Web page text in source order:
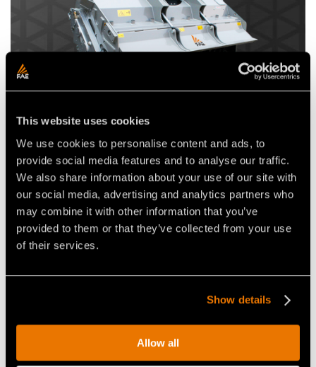
This website uses cookies
We use cookies to personalise content and ads, to
provide social media features and to analyse our traffic.
We also share information about your use of our site with
our social media, advertising and analytics partners who
may combine it with other information that you’ve
provided to them or that they’ve collected from your use
of their services.
Show details
Allow all
400 ch.
de 250 à 400 ch
DIAMÈTRE MAX. DE BROYAGE
Ø 50 cm max
PROFONDEUR MAX. DE TRAVAIL
40 cm max
En savoir plus sur la préparateur de sol pour puor